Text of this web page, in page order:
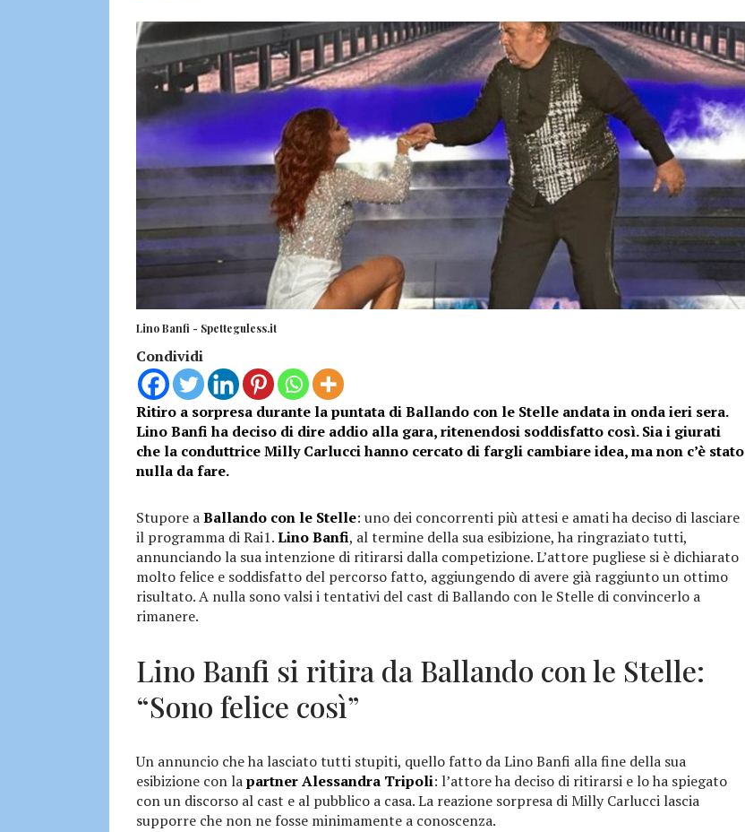
Lino Banfi - Spetteguless.it
Condividi
Ritiro a sorpresa durante la puntata di Ballando con le Stelle andata in onda ieri sera.
Lino Banfi ha deciso di dire addio alla gara, ritenendosi soddisfatto così. Sia i giurati
che la conduttrice Milly Carlucci hanno cercato di fargli cambiare idea, ma non c’è stato
nulla da fare.
Stupore aBallando con le Stelle: uno dei concorrenti più attesi e amati ha deciso di lasciare
il programma di Rai1.Lino Banfi, al termine della sua esibizione, ha ringraziato tutti,
annunciando la sua intenzione di ritirarsi dalla competizione. L’attore pugliese si è dichiarato
molto felice e soddisfatto del percorso fatto, aggiungendo di avere già raggiunto un ottimo
risultato. A nulla sono valsi i tentativi del cast di Ballando con le Stelle di convincerlo a
rimanere.
Lino Banfi si ritira da Ballando con le Stelle:
“Sono felice così”
Un annuncio che ha lasciato tutti stupiti, quello fatto da Lino Banfi alla fine della sua
esibizione con lapartner Alessandra Tripoli: l’attore ha deciso di ritirarsi e lo ha spiegato
con un discorso al cast e al pubblico a casa. La reazione sorpresa di Milly Carlucci lascia
supporre che non ne fosse minimamente a conoscenza.